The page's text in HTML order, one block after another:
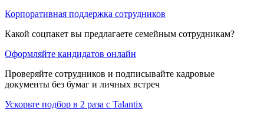
Корпоративная поддержка сотрудников
Какой соцпакет вы предлагаете семейным сотрудникам?
Оформляйте кандидатов онлайн
Проверяйте сотрудников и подписывайте кадровые
документы без бумаг и личных встреч
Ускорьте подбор в 2 раза с Talantix